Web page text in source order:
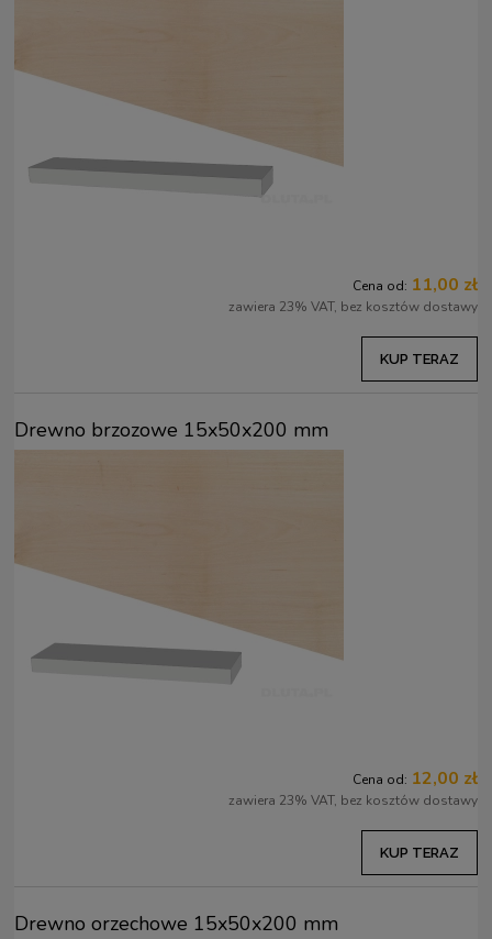
Cena od: 11,00 zł
zawiera 23% VAT, bez kosztów dostawy
KUP TERAZ
Drewno brzozowe 15x50x200 mm
Cena od: 12,00 zł
zawiera 23% VAT, bez kosztów dostawy
KUP TERAZ
Drewno orzechowe 15x50x200 mm